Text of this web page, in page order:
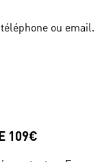
ou email.
109€